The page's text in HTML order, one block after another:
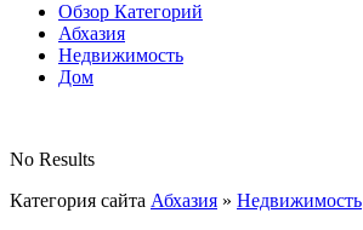
Обзор Категорий
Абхазия
Недвижимость
Дом
No Results
Категория сайта Абхазия » Недвижимость